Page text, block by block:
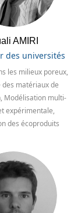
AMIRI
des universités
les milieux poreux,
matériaux de
Modélisation multi-
expérimentale,
des écoproduits